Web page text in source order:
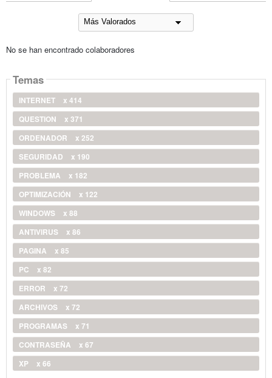
No se han encontrado colaboradores
Temas
INTERNET
x 414
QUESTION
x 371
ORDENADOR
x 252
SEGURIDAD
x 190
PROBLEMA
x 182
OPTIMIZACIÓN
x 122
WINDOWS
x 88
ANTIVIRUS
x 86
PAGINA
x 85
PC
x 82
ERROR
x 72
ARCHIVOS
x 72
PROGRAMAS
x 71
CONTRASEÑA
x 67
XP
x 66